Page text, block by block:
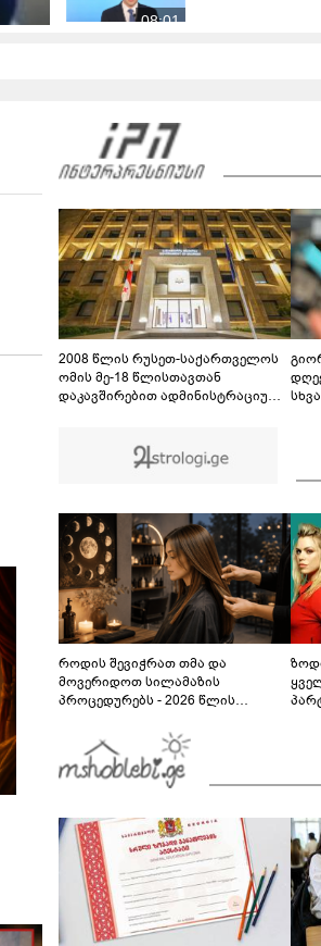
08:01
მიცემულია 28
"თელავში
ნამდვილად
რამდენიმე
კობახიძე
08:58
ირაკლი
ცნობილი
პავლეზე,
პავლეზე"
2008 წლის რუსეთ-საქართველოს
ომის მე-18 წლისთავთან
დაკავშირებით ადმინისტრაციულ
ვიცი
როდის შევიჭრათ თმა და
მოვერიდოთ სილამაზის
პროცედურებს - 2026 წლის
გზამკვლევი